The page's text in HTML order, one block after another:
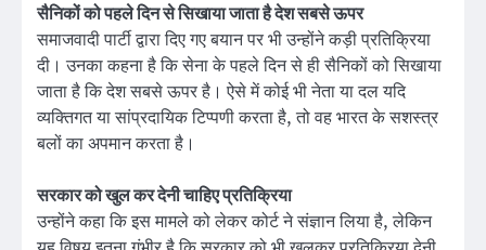
सैनिकों को पहले दिन से सिखाया जाता है देश सबसे ऊपर
समाजवादी पार्टी द्वारा दिए गए बयान पर भी उन्होंने कड़ी प्रतिक्रिया
दी। उनका कहना है कि सेना के पहले दिन से ही सैनिकों को सिखाया
जाता है कि देश सबसे ऊपर है। ऐसे में कोई भी नेता या दल यदि
व्यक्तिगत या सांप्रदायिक टिप्पणी करता है, तो वह भारत के सशस्त्र
बलों का अपमान करता है।
सरकार को खुल कर देनी चाहिए प्रतिक्रिया
उन्होंने कहा कि इस मामले को लेकर कोर्ट ने संज्ञान लिया है, लेकिन